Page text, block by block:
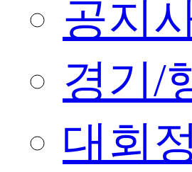
공지
경기/
대회